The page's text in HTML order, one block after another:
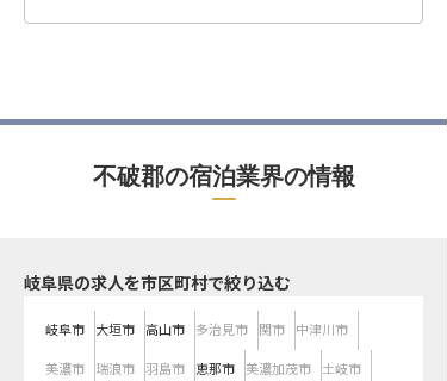
不破郡の宿泊業界の情報
岐阜県の求人を市区町村で絞り込む
岐阜市 大垣市 高山市 多治見市 関市 中津川市
美濃市 瑞浪市 羽島市 恵那市 美濃加茂市 土岐市